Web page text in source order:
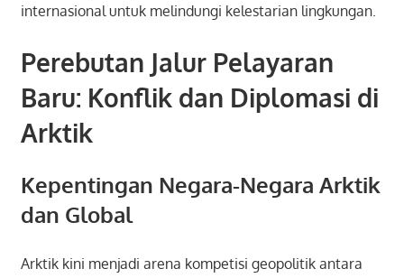
internasional untuk melindungi kelestarian lingkungan.
Perebutan Jalur Pelayaran
Baru: Konflik dan Diplomasi di
Arktik
Kepentingan Negara-Negara Arktik
dan Global
Arktik kini menjadi arena kompetisi geopolitik antara